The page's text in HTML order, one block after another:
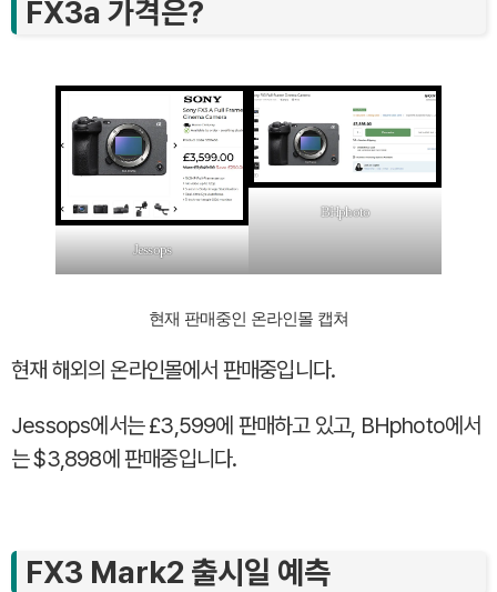
FX3a 가격은?
Jessops
BHphoto
현재 판매중인 온라인몰 캡쳐
현재 해외의 온라인몰에서 판매중입니다.
Jessops에서는 £3,599에 판매하고 있고, BHphoto에서
는 $3,898에 판매중입니다.
FX3 Mark2 출시일 예측